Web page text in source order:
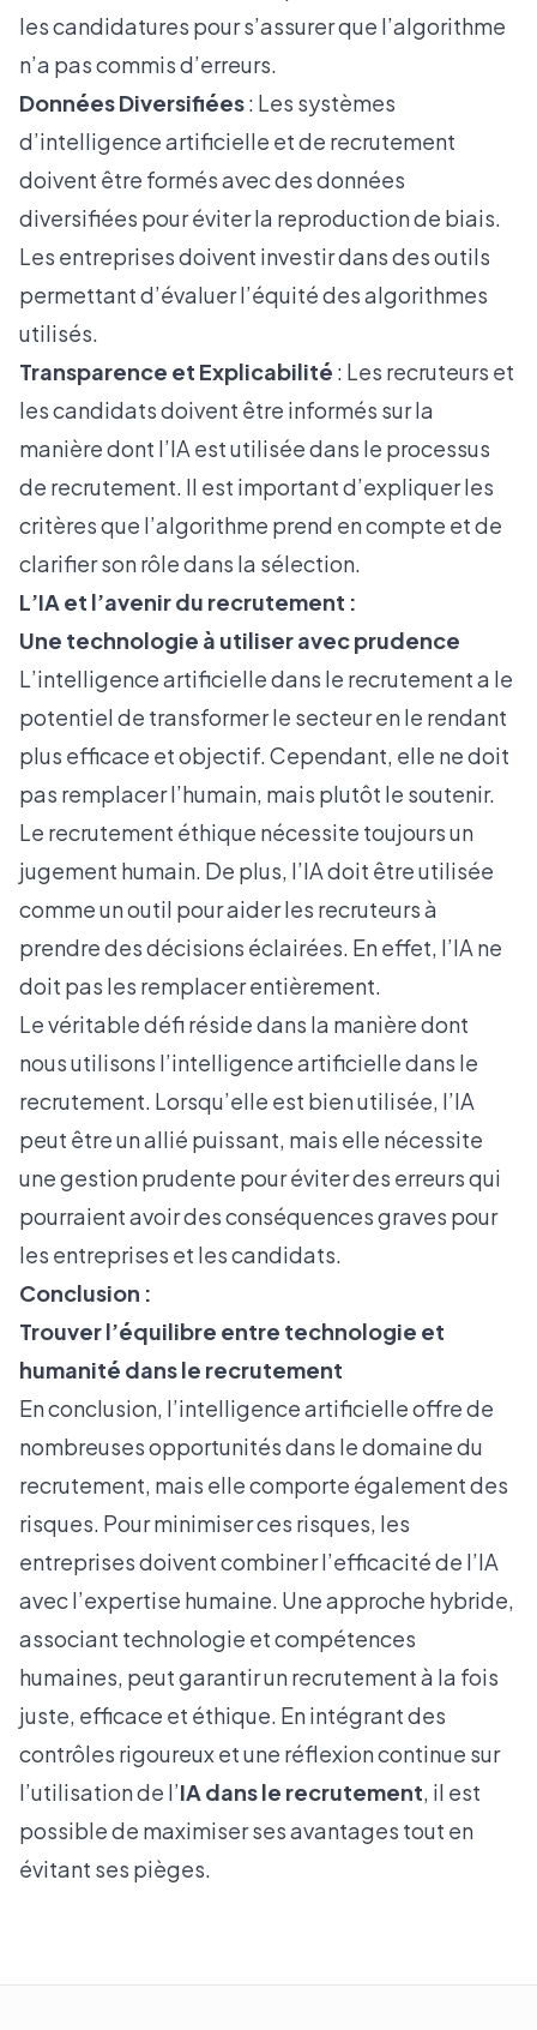
les candidatures pour s’assurer que l’algorithme
n’a pas commis d’erreurs.
Données Diversifiées: Les systèmes
d’intelligence artificielle et de recrutement
doivent être formés avec des données
diversifiées pour éviter la reproduction de biais.
Les entreprises doivent investir dans des outils
permettant d’évaluer l’équité des algorithmes
utilisés.
Transparence et Explicabilité : Les recruteurs et
les candidats doivent être informés sur la
manière dont l’IA est utilisée dans le processus
de recrutement. Il est important d’expliquer les
critères que l’algorithme prend en compte et de
clarifier son rôle dans la sélection.
L’IA et l’avenir du recrutement :
Une technologie à utiliser avec prudence
L’intelligence artificielle dans le recrutement a le
potentiel de transformer le secteur en le rendant
plus efficace et objectif. Cependant, elle ne doit
pas remplacer l’humain, mais plutôt le soutenir.
Le recrutement éthique nécessite toujours un
jugement humain. De plus, l’IA doit être utilisée
comme un outil pour aider les recruteurs à
prendre des décisions éclairées. En effet, l’IA ne
doit pas les remplacer entièrement.
Le véritable défi réside dans la manière dont
nous utilisons l’intelligence artificielle dans le
recrutement. Lorsqu’elle est bien utilisée, l’IA
peut être un allié puissant, mais elle nécessite
une gestion prudente pour éviter des erreurs qui
pourraient avoir des conséquences graves pour
les entreprises et les candidats.
Conclusion :
Trouver l’équilibre entre technologie et
humanité dans le recrutement
En conclusion, l’intelligence artificielle offre de
nombreuses opportunités dans le domaine du
recrutement, mais elle comporte également des
risques. Pour minimiser ces risques, les
entreprises doivent combiner l’efficacité de l’IA
avec l’expertise humaine. Une approche hybride,
associant technologie et compétences
humaines, peut garantir un recrutement à la fois
juste, efficace et éthique. En intégrant des
contrôles rigoureux et une réflexion continue sur
l’utilisation de l’IA dans le recrutement, il est
possible de maximiser ses avantages tout en
évitant ses pièges.